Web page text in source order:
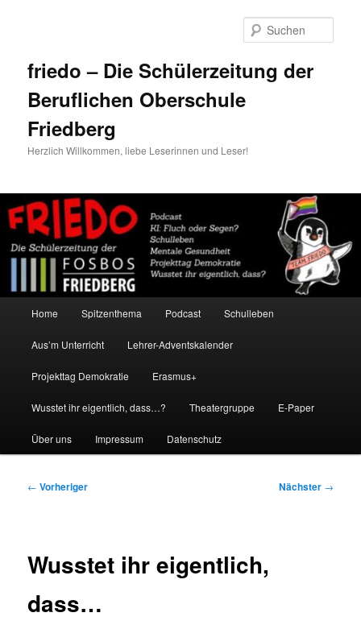
friedo – Die Schülerzeitung der
Beruflichen Oberschule
Friedberg
Herzlich Willkommen, liebe Leserinnen und Leser!
Home Spitzenthema Podcast Schulleben
Aus’m Unterricht Lehrer-Adventskalender
Projekttag Demokratie Erasmus+
Wusstet ihr eigentlich, dass…? Theatergruppe E-Paper
Über uns Impressum Datenschutz
Beitragsnavigation
← Vorheriger Nächster →
Wusstet ihr eigentlich,
dass…